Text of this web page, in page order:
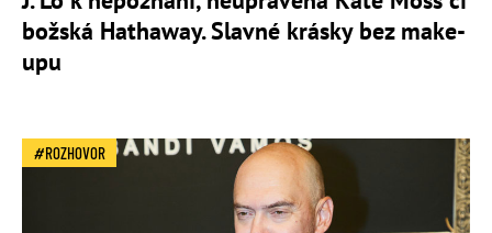
božská Hathaway. Slavné krásky bez make-
upu
ROZHOVOR